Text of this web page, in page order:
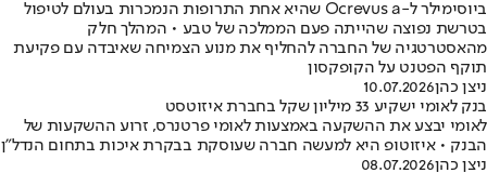
ביוסימילר ל-Ocrevus a שהיא אחת התרופות הנמכרות בעולם לטיפול
בטרשת נפוצה שהייתה פעם הממלכה של טבע • המהלך חלק
מהאסטרטגיה של החברה להחליף את מנוע הצמיחה שאיבדה עם פקיעת
תוקף הפטנט על הקופקסון
ניצן כהן10.07.2026
בנק לאומי ישקיע 33 מיליון שקל בחברת איזוטסט
לאומי יבצע את ההשקעה באמצעות לאומי פרטנרס, זרוע ההשקעות של
הבנק • איזוטופ היא למעשה חברה שעוסקת בבקרת איכות בתחום הנדל"ן
ניצן כהן08.07.2026